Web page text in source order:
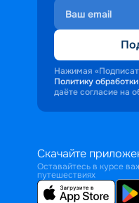
Нажимая
Политику
даёте согласие на
Скачайте
Оставайтесь в курсе
путешествиях